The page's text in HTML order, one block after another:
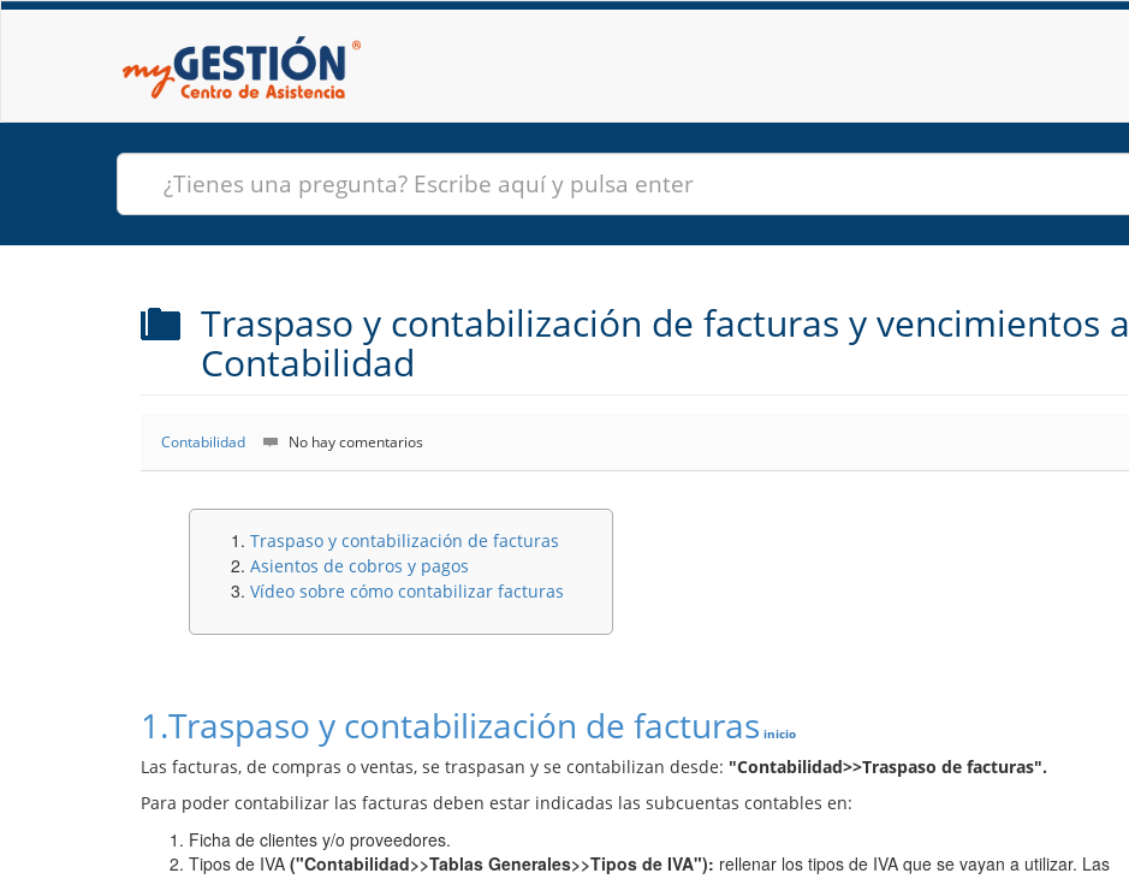
Traspaso y contabilización de facturas y vencimientos a
Contabilidad
Contabilidad No hay comentarios
Traspaso y contabilización de facturas
Asientos de cobros y pagos
Vídeo sobre cómo contabilizar facturas
1.Traspaso y contabilización de facturas inicio
Las facturas, de compras o ventas, se traspasan y se contabilizan desde: "Contabilidad>>Traspaso de facturas".
Para poder contabilizar las facturas deben estar indicadas las subcuentas contables en:
Ficha de clientes y/o proveedores.
Tipos de IVA ("Contabilidad>>Tablas Generales>>Tipos de IVA"): rellenar los tipos de IVA que se vayan a utilizar. Las